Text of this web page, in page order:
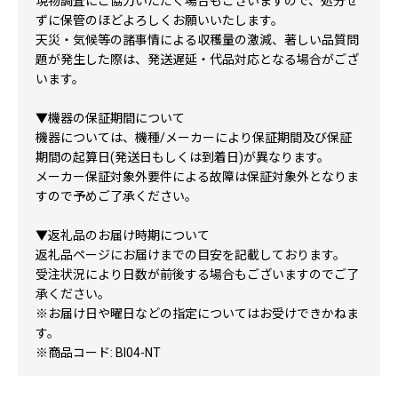
ずに保管のほどよろしくお願いいたします。
天災・気候等の諸事情による収穫量の激減、著しい品質問
題が発生した際は、発送遅延・代品対応となる場合がござ
います。
▼機器の保証期間について
機器については、機種/メーカーにより保証期間及び保証
期間の起算日(発送日もしくは到着日)が異なります。
メーカー保証対象外要件による故障は保証対象外となりま
すので予めご了承ください。
▼返礼品のお届け時期について
返礼品ページにお届けまでの目安を記載しております。
受注状況により日数が前後する場合もございますのでご了
承ください。
※お届け日や曜日などの指定についてはお受けできかねま
す。
※商品コード: BI04-NT